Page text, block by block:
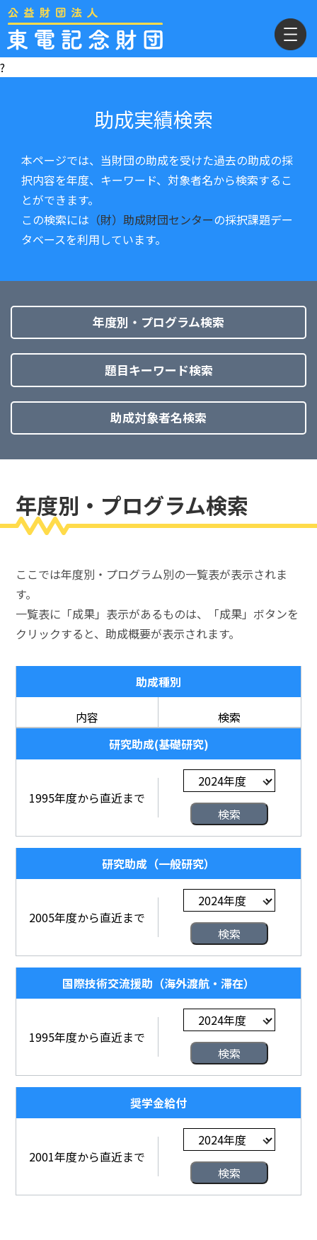
?
助成実績検索
本ページでは、当財団の助成を受けた過去の助成の採
択内容を年度、キーワード、対象者名から検索するこ
とができます。
この検索には （財）助成財団センターの採択課題デー
タベースを利用しています。
年度別・プログラム検索
題目キーワード検索
助成対象者名検索
年度別・プログラム検索
ここでは年度別・プログラム別の一覧表が表示されま
す。
一覧表に「成果」表示があるものは、「成果」ボタンを
クリックすると、助成概要が表示されます。
助成種別
内容
検索
研究助成(基礎研究)
1995年度から直近まで
研究助成（一般研究）
2005年度から直近まで
国際技術交流援助（海外渡航・滞在）
1995年度から直近まで
奨学金給付
2001年度から直近まで